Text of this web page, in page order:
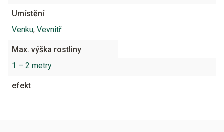
Umístění
Venku, Vevnitř
Max. výška rostliny
1 – 2 metry
efekt